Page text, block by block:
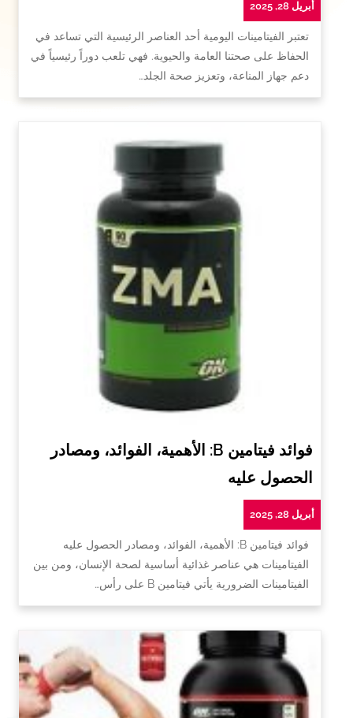
أبريل 28, 2025
تعتبر الفيتامينات اليومية أحد العناصر الرئيسية التي تساعد في
الحفاظ على صحتنا العامة والحيوية. فهي تلعب دوراً رئيسياً في
دعم جهاز المناعة، وتعزيز صحة الجلد…
فوائد فيتامين B: الأهمية، الفوائد، ومصادر
الحصول عليه
أبريل 28, 2025
فوائد فيتامين B: الأهمية، الفوائد، ومصادر الحصول عليه
الفيتامينات هي عناصر غذائية أساسية لصحة الإنسان، ومن بين
الفيتامينات الضرورية يأتي فيتامين B على رأس…